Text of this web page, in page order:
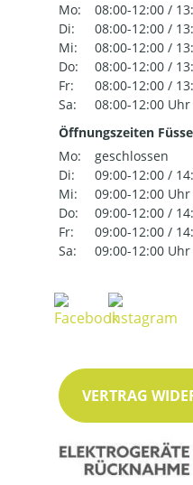
Mo:
08:00-12:00 /
Di:
08:00-12:00 /
Mi:
08:00-12:00 /
Do:
08:00-12:00 /
Fr:
08:00-12:00 /
Sa:
08:00-12:00 Uhr
Öffnungszeiten
Mo:
geschlossen
Di:
09:00-12:00 /
Mi:
09:00-12:00 Uhr
Do:
09:00-12:00 /
Fr:
09:00-12:00 /
Sa:
09:00-12:00 Uhr
VERTRAG